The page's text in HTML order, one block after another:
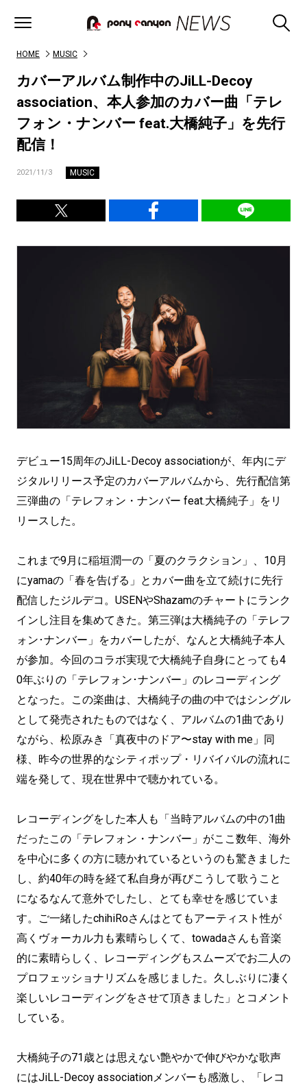
HOME MUSIC
カバーアルバム制作中のJiLL-Decoy
association、本人参加のカバー曲「テレ
フォン・ナンバー feat.大橋純子」を先行
配信！
2021/11/3 MUSIC
デビュー15周年のJiLL-Decoy associationが、年内にデ
ジタルリリース予定のカバーアルバムから、先行配信第
三弾曲の「テレフォン・ナンバー feat.大橋純子」をリ
リースした。
これまで9月に稲垣潤一の「夏のクラクション」、10月
にyamaの「春を告げる」とカバー曲を立て続けに先行
配信したジルデコ。USENやShazamのチャートにランク
インし注目を集めてきた。第三弾は大橋純子の「テレフ
ォン･ナンバー」をカバーしたが、なんと大橋純子本人
が参加。今回のコラボ実現で大橋純子自身にとっても4
0年ぶりの「テレフォン･ナンバー」のレコーディング
となった。この楽曲は、大橋純子の曲の中ではシングル
として発売されたものではなく、アルバムの1曲であり
ながら、松原みき「真夜中のドア〜stay with me」同
様、昨今の世界的なシティポップ・リバイバルの流れに
端を発して、現在世界中で聴かれている。
レコーディングをした本人も「当時アルバムの中の1曲
だったこの「テレフォン・ナンバー」がここ数年、海外
を中心に多くの方に聴かれているというのも驚きました
し、約40年の時を経て私自身が再びこうして歌うこと
になるなんて意外でしたし、とても幸せを感じていま
す。ご一緒したchihiRoさんはとてもアーティスト性が
高くヴォーカル力も素晴らしくて、towadaさんも音楽
的に素晴らしく、レコーディングもスムーズでお二人の
プロフェッショナリズムを感じました。久しぶりに凄く
楽しいレコーディングをさせて頂きました」とコメント
している。
大橋純子の71歳とは思えない艶やかで伸びやかな歌声
にはJiLL-Decoy associationメンバーも感激し、「レコ